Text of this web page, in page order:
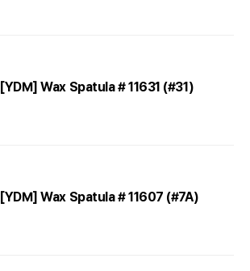
[YDM] Wax Spatula # 11631 (#31)
[YDM] Wax Spatula # 11607 (#7A)